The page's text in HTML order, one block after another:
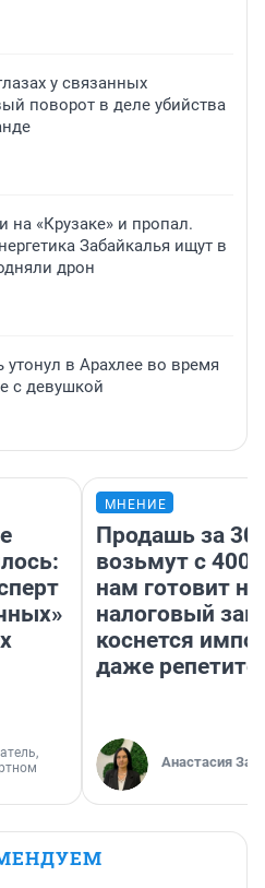
у связанных
поворот в деле убийства
на «Крузаке» и пропал.
Забайкалья ищут в
дрон
в Арахлее во время
с девушкой
МНЕНИЕ
Продашь за
возьмут с
нам готовит
налоговый
коснется
даже
Анастасия